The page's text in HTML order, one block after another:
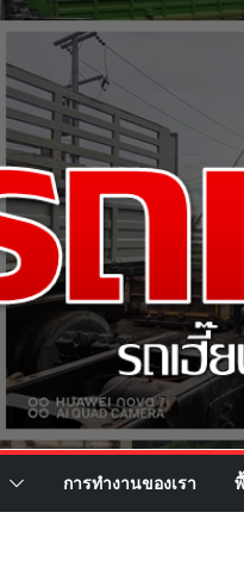
การทำงานของเรา